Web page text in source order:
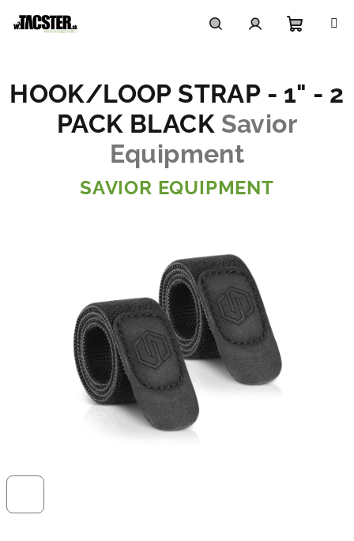
košík
HOOK/LOOP STRAP - 1" - 2
PACK BLACK Savior
Equipment
SAVIOR EQUIPMENT